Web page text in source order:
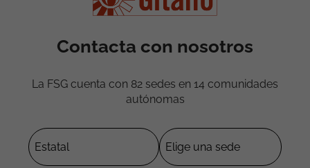
Contacta con nosotros
La FSG cuenta con 82 sedes en 14 comunidades
autónomas